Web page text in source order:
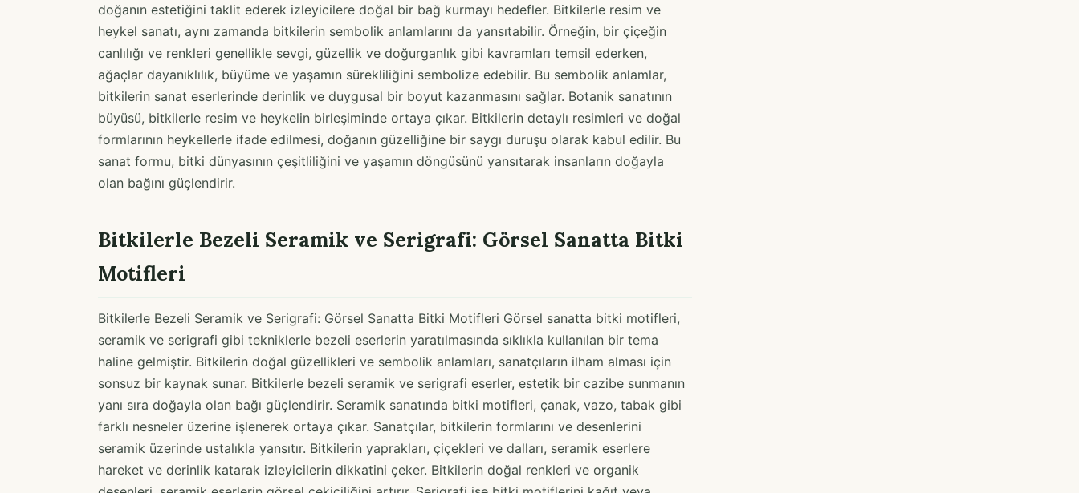
doğanın estetiğini taklit ederek izleyicilere doğal bir bağ kurmayı hedefler. Bitkilerle resim ve
heykel sanatı, aynı zamanda bitkilerin sembolik anlamlarını da yansıtabilir. Örneğin, bir çiçeğin
canlılığı ve renkleri genellikle sevgi, güzellik ve doğurganlık gibi kavramları temsil ederken,
ağaçlar dayanıklılık, büyüme ve yaşamın sürekliliğini sembolize edebilir. Bu sembolik anlamlar,
bitkilerin sanat eserlerinde derinlik ve duygusal bir boyut kazanmasını sağlar. Botanik sanatının
büyüsü, bitkilerle resim ve heykelin birleşiminde ortaya çıkar. Bitkilerin detaylı resimleri ve doğal
formlarının heykellerle ifade edilmesi, doğanın güzelliğine bir saygı duruşu olarak kabul edilir. Bu
sanat formu, bitki dünyasının çeşitliliğini ve yaşamın döngüsünü yansıtarak insanların doğayla
olan bağını güçlendirir.
Bitkilerle Bezeli Seramik ve Serigrafi: Görsel Sanatta Bitki
Motifleri
Bitkilerle Bezeli Seramik ve Serigrafi: Görsel Sanatta Bitki Motifleri Görsel sanatta bitki motifleri,
seramik ve serigrafi gibi tekniklerle bezeli eserlerin yaratılmasında sıklıkla kullanılan bir tema
haline gelmiştir. Bitkilerin doğal güzellikleri ve sembolik anlamları, sanatçıların ilham alması için
sonsuz bir kaynak sunar. Bitkilerle bezeli seramik ve serigrafi eserler, estetik bir cazibe sunmanın
yanı sıra doğayla olan bağı güçlendirir. Seramik sanatında bitki motifleri, çanak, vazo, tabak gibi
farklı nesneler üzerine işlenerek ortaya çıkar. Sanatçılar, bitkilerin formlarını ve desenlerini
seramik üzerinde ustalıkla yansıtır. Bitkilerin yaprakları, çiçekleri ve dalları, seramik eserlere
hareket ve derinlik katarak izleyicilerin dikkatini çeker. Bitkilerin doğal renkleri ve organik